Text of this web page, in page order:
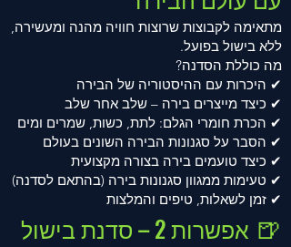
מתאימה לקבוצות שרוצות חוויה מהנה ומעשירה,
ללא בישול בפועל.
מה כוללת הסדנה?
✔ היכרות עם ההיסטוריה של הבירה
✔ כיצד מייצרים בירה – שלב אחר שלב
✔ הכרת חומרי הגלם: לתת, כשות, שמרים ומים
✔ הסבר על סגנונות הבירה השונים בעולם
✔ כיצד טועמים בירה בצורה מקצועית
✔ טעימות ממגוון סגנונות בירה (בהתאם לסדנה)
✔ זמן לשאלות, טיפים והמלצות
🍺
אפשרות 2 – סדנת בישול